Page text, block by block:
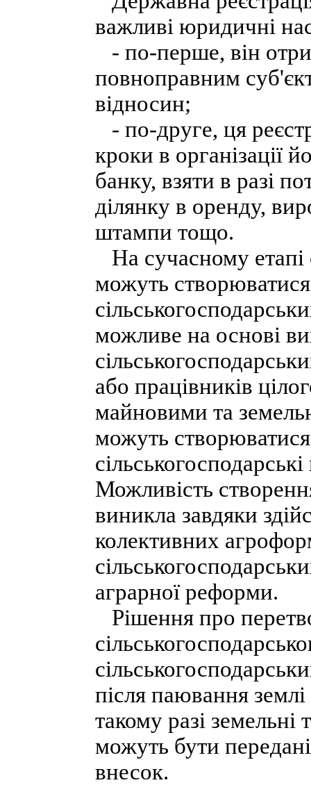
важливі юридичні
- по-перше, він
повноправним
відносин;
- по-друге, ця
кроки в організації
банку, взяти в разі
ділянку в оренду,
штампи тощо.
На сучасному етапі
можуть
можливе на основі
або працівників
майновими та
можуть
Можливість
виникла завдяки
колективних
аграрної реформи.
Рішення про
після паювання
такому разі земельні
можуть бути
внесок.